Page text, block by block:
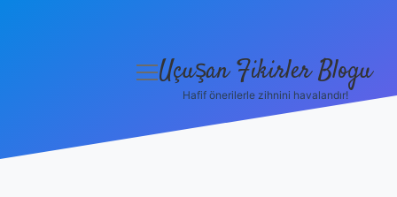
menüyü
Uçuşan Fikirler Blogu
Hafif önerilerle zihnini havalandır!